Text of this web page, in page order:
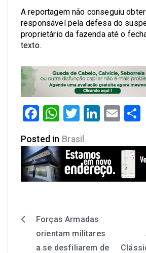
A reportagem não conseguiu
responsável pela defesa do
proprietário da fazenda até o
texto.
Facebook
WhatsApp
Twitter
Posted in Brasil
Forças Armadas
orientam militares
a se desfiliarem de